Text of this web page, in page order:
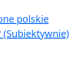
polskie
(Subiektywnie)